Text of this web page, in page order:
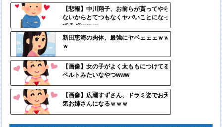
【悲報】中川翔子、お前らが貰ってやら
ないからとてつもなくヤバいことになっ
てるぞｗｗｗ
新田恵海の肉体、最強にヤベェェェｗｗ
ｗ
【画像】女の子がよく太ももにつけてる
ベルトみたいなやつwww
【画像】広瀬すずさん、ドラミ姿でお天
気お姉さんになるｗｗｗ
リン
定リ
ンク
ツー